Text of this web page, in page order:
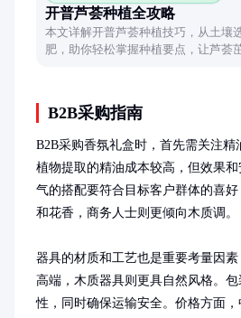
开普芦荟种植全攻略
本文详解开普芦荟种植技巧，从土壤
肥，助你轻松掌握种植要点，让芦荟
B2B采购指南
B2B采购香氛礼盒时，首先需关注精
植物提取的精油成本较高，但效果
气的搭配要符合目标客户群体的喜
和花香，商务人士则更倾向木质调。
器具的材质和工艺也是重要考量因
高端，木质器具则更具自然风格。
性，同时确保运输安全。价格方面